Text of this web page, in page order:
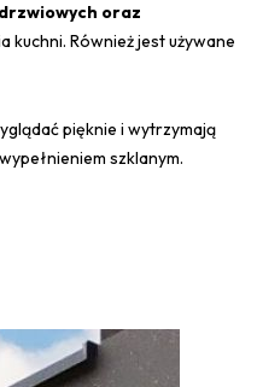
oraz
kuchni. Również jest używane
pięknie i wytrzymają
szklanym.